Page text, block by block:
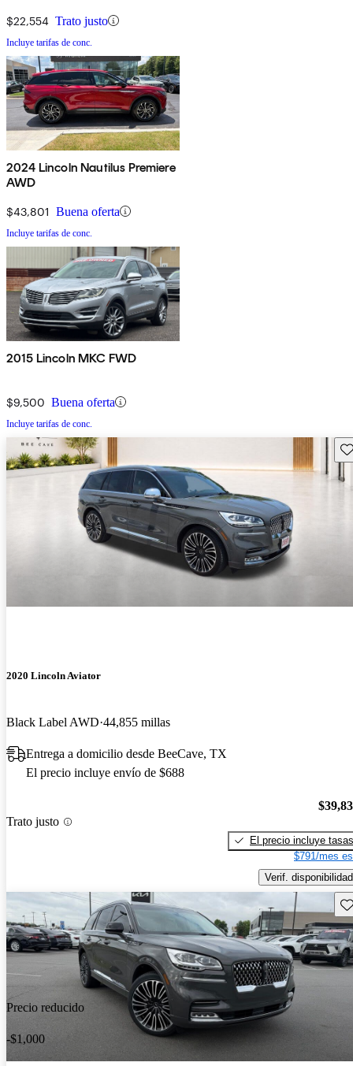
$22,554 Trato justo
Incluye tarifas de conc.
2024 Lincoln Nautilus Premiere
AWD
$43,801 Buena oferta
Incluye tarifas de conc.
2015 Lincoln MKC FWD
$9,500 Buena oferta
Incluye tarifas de conc.
2020 Lincoln Aviator
Black Label AWD 44,855 millas
Entrega a domicilio desde BeeCave, TX
El precio incluye envío de $688
Trato justo
El precio incluye tasas
$791/mes
Verif. disponibilidad
Precio reducido
-$1,000